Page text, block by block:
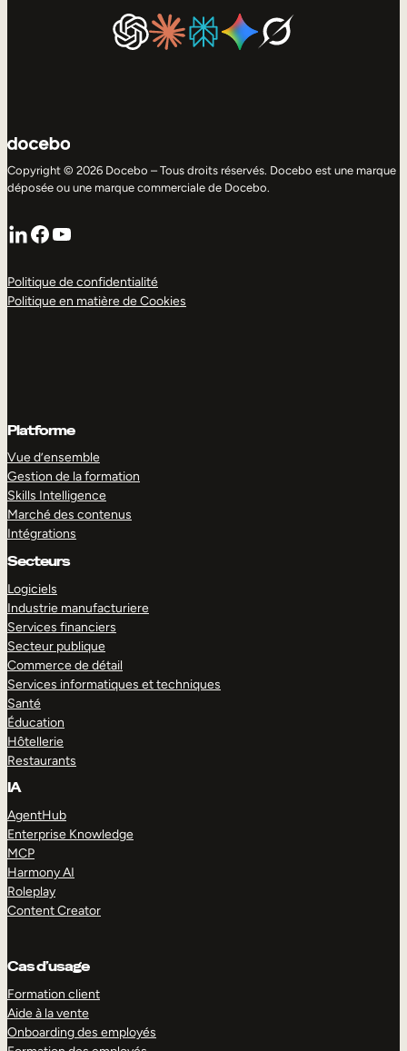
Copyright © 2026 Docebo – Tous droits réservés. Docebo est une marque
déposée ou une marque commerciale de Docebo.
LinkedIn
Facebook
YouTube
Politique de confidentialité
Politique en matière de Cookies
Platforme
Vue d’ensemble
Gestion de la formation
Skills Intelligence
Marché des contenus
Intégrations
Secteurs
Logiciels
Industrie manufacturiere
Services financiers
Secteur publique
Commerce de détail
Services informatiques et techniques
Santé
Éducation
Hôtellerie
Restaurants
IA
AgentHub
Enterprise Knowledge
MCP
Harmony AI
Roleplay
Content Creator
Cas d’usage
Formation client
Aide à la vente
Onboarding des employés